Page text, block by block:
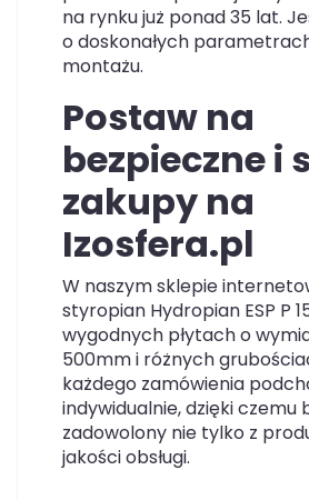
na rynku już ponad 35 lat.
o doskonałych
montażu.
Postaw na
bezpieczne i
zakupy na
Izosfera.pl
W naszym sklepie
styropian Hydropian ESP P
wygodnych płytach o
500mm i różnych
każdego zamówienia
indywidualnie, dzięki czemu
zadowolony nie tylko z
jakości obsługi.